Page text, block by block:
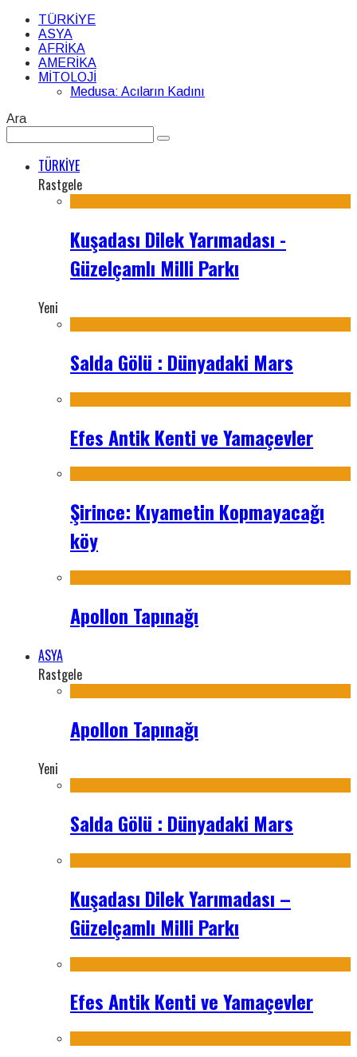
TÜRKİYE
ASYA
AFRİKA
AMERİKA
MİTOLOJİ
Medusa: Acıların Kadını
Ara
TÜRKİYE
Rastgele
Kuşadası Dilek Yarımadası -
Güzelçamlı Milli Parkı
Yeni
Salda Gölü : Dünyadaki Mars
Efes Antik Kenti ve Yamaçevler
Şirince: Kıyametin Kopmayacağı
köy
Apollon Tapınağı
ASYA
Rastgele
Apollon Tapınağı
Yeni
Salda Gölü : Dünyadaki Mars
Kuşadası Dilek Yarımadası –
Güzelçamlı Milli Parkı
Efes Antik Kenti ve Yamaçevler